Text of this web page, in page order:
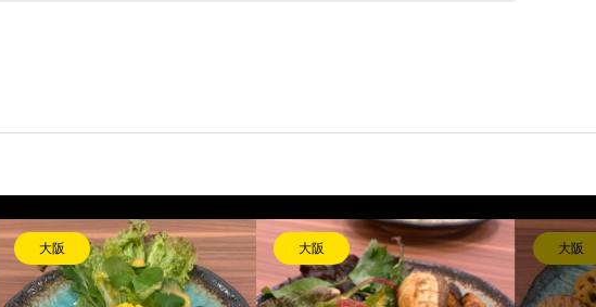
長崎 長崎